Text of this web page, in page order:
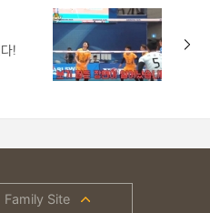
!
Family Site